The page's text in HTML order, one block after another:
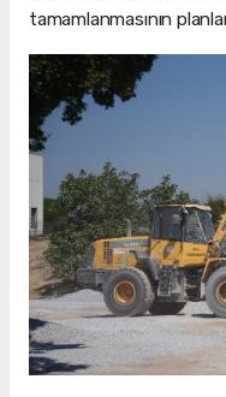
tamamlanmasının